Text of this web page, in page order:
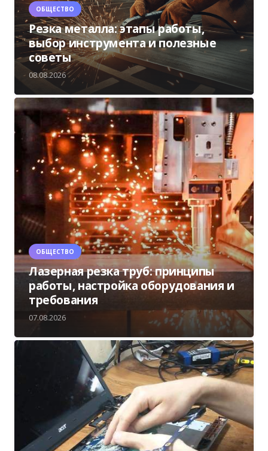
ОБЩЕСТВО
Резка металла: этапы работы,
выбор инструмента и полезные
советы
08.08.2026
ОБЩЕСТВО
Лазерная резка труб: принципы
работы, настройка оборудования и
требования
07.08.2026